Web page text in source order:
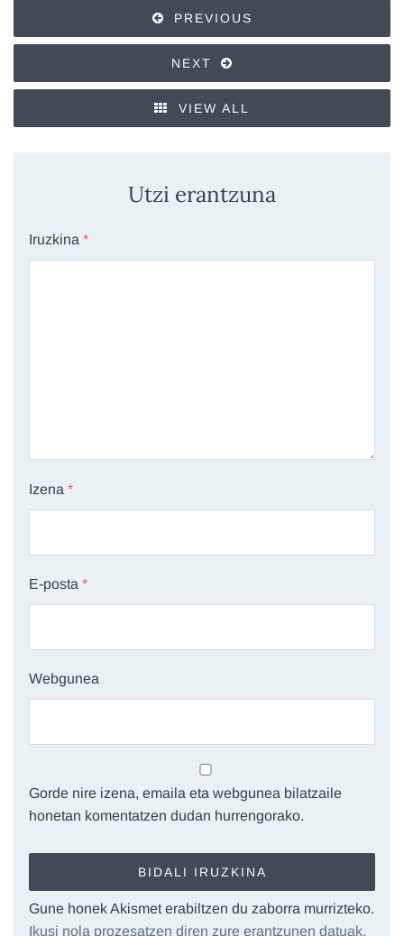
PREVIOUS
NEXT
VIEW ALL
Utzi erantzuna
Iruzkina *
Izena *
E-posta *
Webgunea
Gorde nire izena, emaila eta webgunea bilatzaile
honetan komentatzen dudan hurrengorako.
Gune honek Akismet erabiltzen du zaborra murrizteko.
Ikusi nola prozesatzen diren zure erantzunen datuak.